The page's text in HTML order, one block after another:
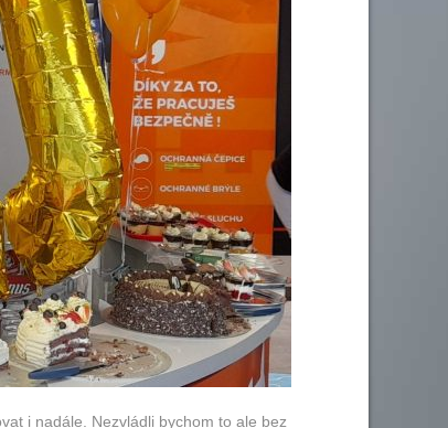
i nadále. Nezvládli bychom to ale bez